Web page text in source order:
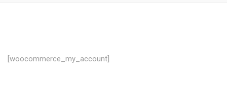
[woocommerce_my_account]